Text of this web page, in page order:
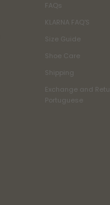
FAQs
KLARNA FAQ'S
Size Guide
Shoe Care
Shipping
Exchange and
Portuguese